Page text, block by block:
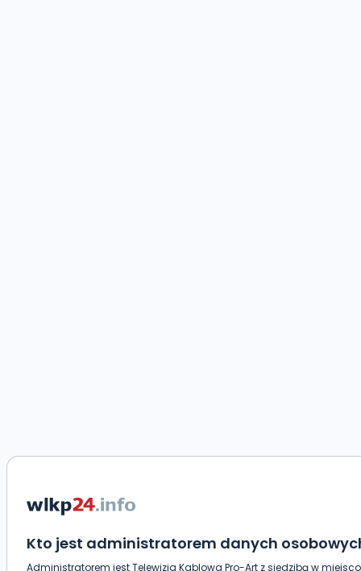
Kto jest administratorem danych
Administratorem jest Telewizja Kablowa Pro-Art z siedzibą w